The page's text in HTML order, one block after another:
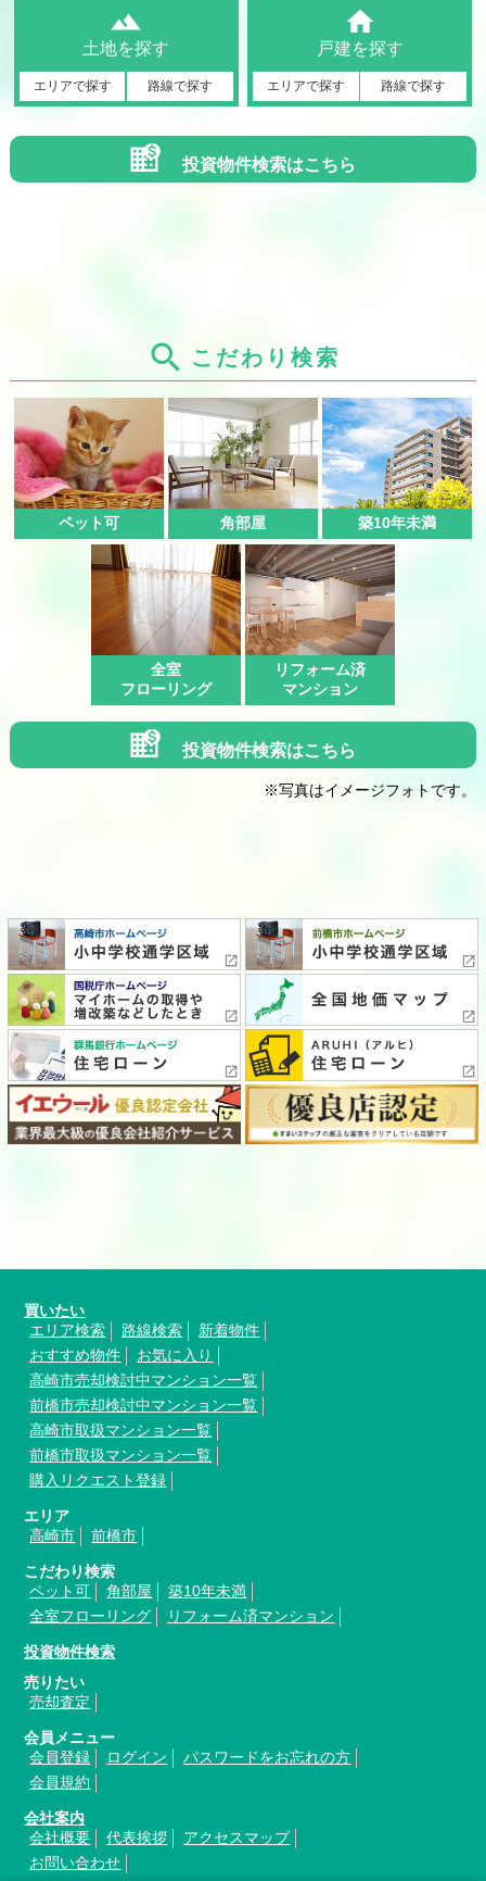
landscape
土地を探す
エリアで探す 路線で探す
home
戸建を探す
エリアで探す 路線で探す
投資物件検索はこちら
search こだわり検索
ペット可 角部屋 築10年未満
全室
フローリング
リフォーム済
マンション
投資物件検索はこちら
※写真はイメージフォトです。
買いたい
エリア検索
路線検索
新着物件
おすすめ物件
お気に入り
高崎市売却検討中マンション一覧
前橋市売却検討中マンション一覧
高崎市取扱マンション一覧
前橋市取扱マンション一覧
購入リクエスト登録
エリア
高崎市
前橋市
こだわり検索
ペット可
角部屋
築10年未満
全室フローリング
リフォーム済マンション
投資物件検索
売りたい
売却査定
会員メニュー
会員登録
ログイン
パスワードをお忘れの方
会員規約
会社案内
会社概要
代表挨拶
アクセスマップ
お問い合わせ